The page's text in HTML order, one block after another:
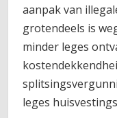
aanpak van
grotendeels is
minder leges
leges